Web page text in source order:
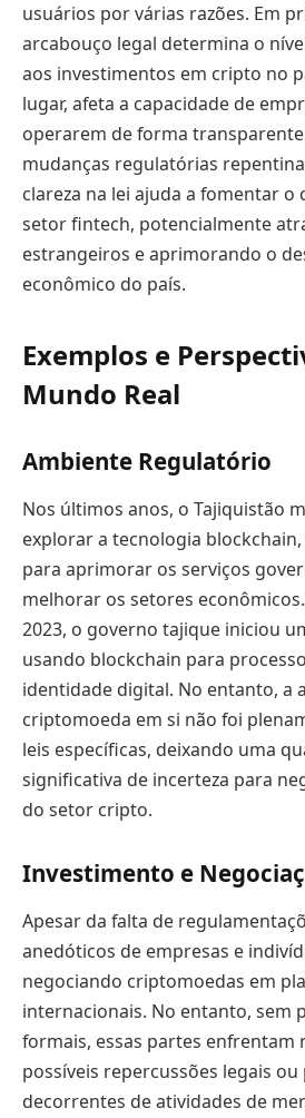
usuários por várias razões. Em
arcabouço legal determina o
aos investimentos em cripto no
lugar, afeta a capacidade de
operarem de forma
mudanças regulatórias
clareza na lei ajuda a fomentar o
setor fintech, potencialmente
estrangeiros e aprimorando o
econômico do país.
Exemplos e
Mundo Real
Ambiente Regulatório
Nos últimos anos, o Tajiquistão
explorar a tecnologia
para aprimorar os serviços
melhorar os setores
2023, o governo tajique iniciou
usando blockchain para
identidade digital. No entanto, a
criptomoeda em si não foi
leis específicas, deixando uma
significativa de incerteza para
do setor cripto.
Investimento e
Apesar da falta de
anedóticos de empresas e
negociando criptomoedas em
internacionais. No entanto, sem
formais, essas partes enfrentam
possíveis repercussões legais
decorrentes de atividades de